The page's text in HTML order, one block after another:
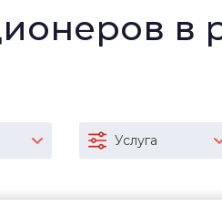
в
Услуга